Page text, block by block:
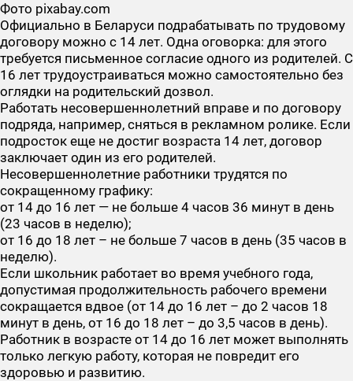
Фото pixabay.com
Официально в Беларуси подрабатывать по трудовому
договору можно с 14 лет. Одна оговорка: для этого
требуется письменное согласие одного из родителей. С
16 лет трудоустраиваться можно самостоятельно без
оглядки на родительский дозвол.
Работать несовершеннолетний вправе и по договору
подряда, например, сняться в рекламном ролике. Если
подросток еще не достиг возраста 14 лет, договор
заключает один из его родителей.
Несовершеннолетние работники трудятся по
сокращенному графику:
от 14 до 16 лет — не больше 4 часов 36 минут в день
(23 часов в неделю);
от 16 до 18 лет – не больше 7 часов в день (35 часов в
неделю).
Если школьник работает во время учебного года,
допустимая продолжительность рабочего времени
сокращается вдвое (от 14 до 16 лет – до 2 часов 18
минут в день, от 16 до 18 лет – до 3,5 часов в день).
Работник в возрасте от 14 до 16 лет может выполнять
только легкую работу, которая не повредит его
здоровью и развитию.